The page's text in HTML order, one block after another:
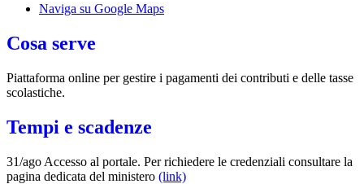
Naviga su Google Maps
Cosa serve
Piattaforma online per gestire i pagamenti dei contributi e delle tasse
scolastiche.
Tempi e scadenze
31/ago Accesso al portale. Per richiedere le credenziali consultare la
pagina dedicata del ministero (link)